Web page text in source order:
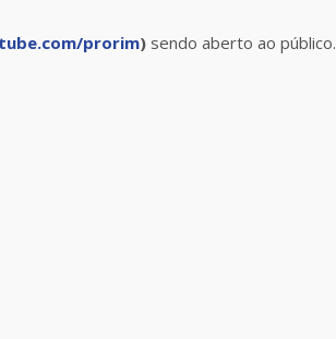
prorim) sendo aberto ao público.